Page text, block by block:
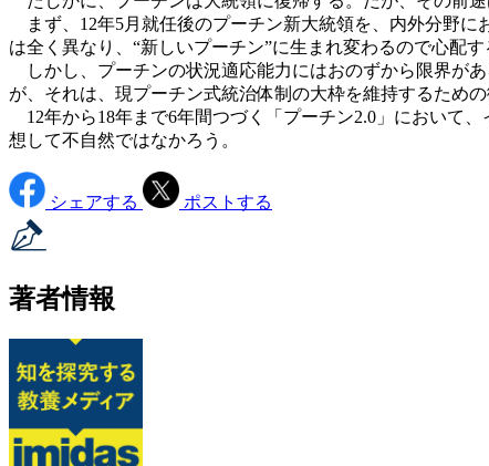
まず、12年5月就任後のプーチン新大統領を、内外分野に
は全く異なり、“新しいプーチン”に生まれ変わるので心配
しかし、プーチンの状況適応能力にはおのずから限界が
が、それは、現プーチン式統治体制の大枠を維持するため
12年から18年まで6年間つづく「プーチン2.0」において
想して不自然ではなかろう。
シェアする ポストする
著者情報